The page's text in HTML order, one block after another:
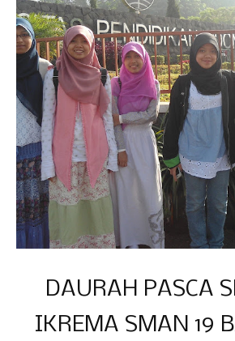
DAURAH PASCA
IKREMA SMAN 19